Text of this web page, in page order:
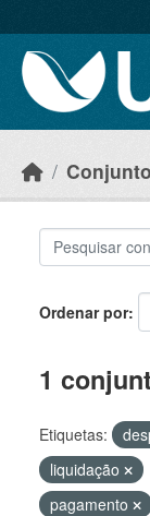
Ordenar por
1
Etiquetas:
liquidação
pagamento